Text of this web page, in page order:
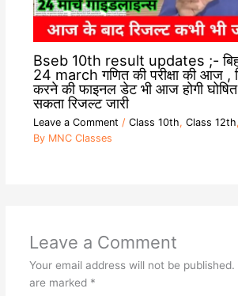
Bseb 10th result updates ;-
24 march गणित की परीक्षा की आज ,
करने की फाइनल डेट भी आज होगी
सकता रिजल्ट जारी
Leave a Comment / Class 10th, Class 12th,
By MNC Classes
Leave a Comment
Your email address will not be published.
are marked *